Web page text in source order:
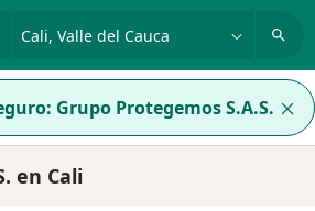
Grupo Protegemos S.A.S.
en Cali